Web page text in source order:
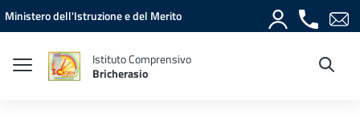
Vai ai contenuti
Vai al menu di navigazione
Vai al footer
Ministero dell'Istruzione e del Merito
Istituto Comprensivo
Bricherasio